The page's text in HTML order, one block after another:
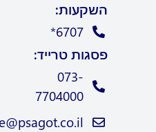
השקעות:
6707*
פסגות טרייד:
073-
7704000
Trade@psagot.co.il